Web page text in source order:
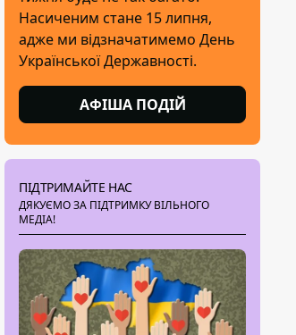
Насиченим стане 15 липня,
адже ми відзначатимемо День
Української Державності.
АФІША ПОДІЙ
ПІДТРИМАЙТЕ НАС
ДЯКУЄМО ЗА ПІДТРИМКУ ВІЛЬНОГО
МЕДІА!